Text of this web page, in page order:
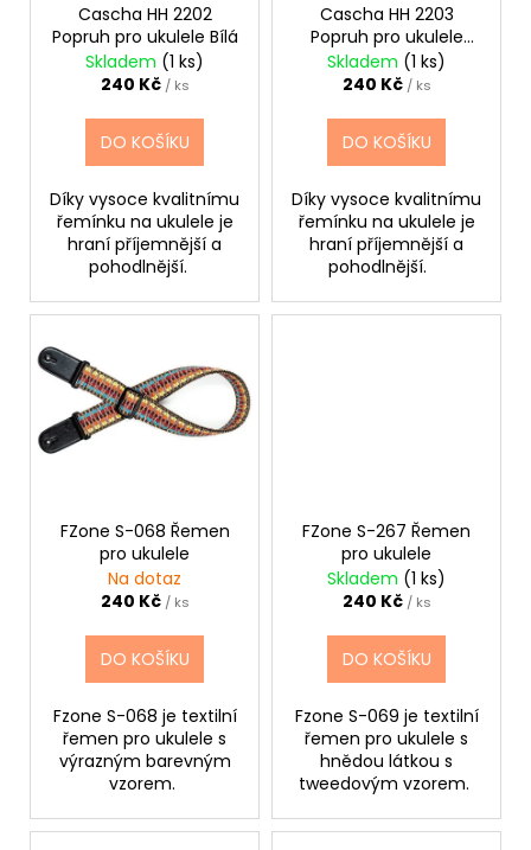
Cascha HH 2202
Popruh pro ukulele Bílá
Skladem (1 ks)
240 Kč / ks
DO KOŠÍKU
Díky vysoce kvalitnímu
řemínku na ukulele je
hraní příjemnější a
pohodlnější.
Cascha HH 2203
Popruh pro ukulele
Hnědá
Skladem (1 ks)
240 Kč / ks
DO KOŠÍKU
Díky vysoce kvalitnímu
řemínku na ukulele je
hraní příjemnější a
pohodlnější.
FZone S-068 Řemen
pro ukulele
Na dotaz
240 Kč / ks
DO KOŠÍKU
Fzone S-068 je textilní
řemen pro ukulele s
výrazným barevným
vzorem.
FZone S-267 Řemen
pro ukulele
Skladem (1 ks)
240 Kč / ks
DO KOŠÍKU
Fzone S-069 je textilní
řemen pro ukulele s
hnědou látkou s
tweedovým vzorem.
SENCOR
LADIČKA
KYTAROVÁ
DIGITÁLNÍ
7
Kč